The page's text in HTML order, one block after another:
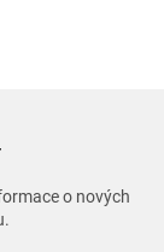
o nových